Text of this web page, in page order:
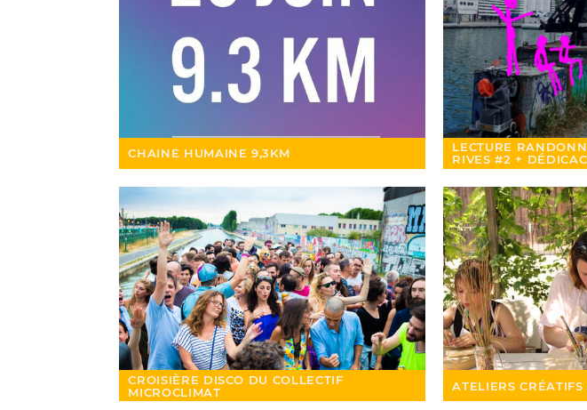
CHAINE HUMAINE 9,3KM
LECTURE
RIVES #2 +
CROISIÈRE DISCO DU COLLECTIF
MICROCLIMAT
ATELIERS